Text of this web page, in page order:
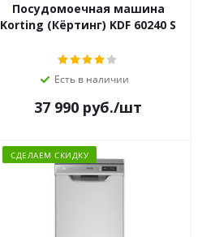
Посудомоечная машина
Korting (Кёртинг) KDF 60240 S
Есть в наличии
37 990 руб./шт
СДЕЛАЕМ СКИДКУ